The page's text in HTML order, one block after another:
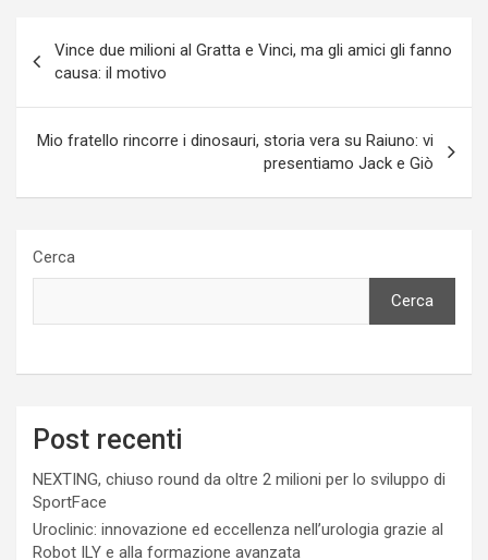
articoli
Vince due milioni al Gratta e Vinci, ma gli amici gli fanno
causa: il motivo
Mio fratello rincorre i dinosauri, storia vera su Raiuno: vi
presentiamo Jack e Giò
Cerca
Cerca
Post recenti
NEXTING, chiuso round da oltre 2 milioni per lo sviluppo di
SportFace
Uroclinic: innovazione ed eccellenza nell’urologia grazie al
Robot ILY e alla formazione avanzata